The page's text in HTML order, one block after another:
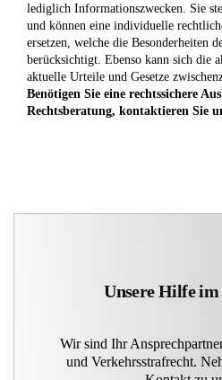
lediglich Informationszwecken. Sie
und können eine individuelle
ersetzen, welche die Besonderheiten
berücksichtigt. Ebenso kann sich die
aktuelle Urteile und Gesetze
Benötigen Sie eine rechtssichere
Rechtsberatung, kontaktieren Sie
Unsere Hilfe
Wir sind Ihr
und Verkehrsstrafrecht.